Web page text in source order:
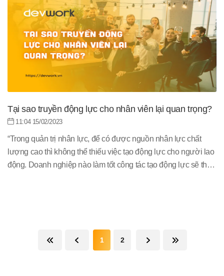
lý. Đa số đều bị cuốn vào những việc không đáng mà không
biết rằng mình đang lãng phí thời gian. Vậy bạn có đang lãng
phí thời gian không?
Tại sao truyền động lực cho nhân viên lại quan trọng?
11:04 15/02/2023
“Trong quản trị nhân lực, để có được nguồn nhân lực chất
lượng cao thì không thể thiếu việc tạo động lực cho người lao
động. Doanh nghiệp nào làm tốt công tác tạo động lực sẽ thúc
1 2